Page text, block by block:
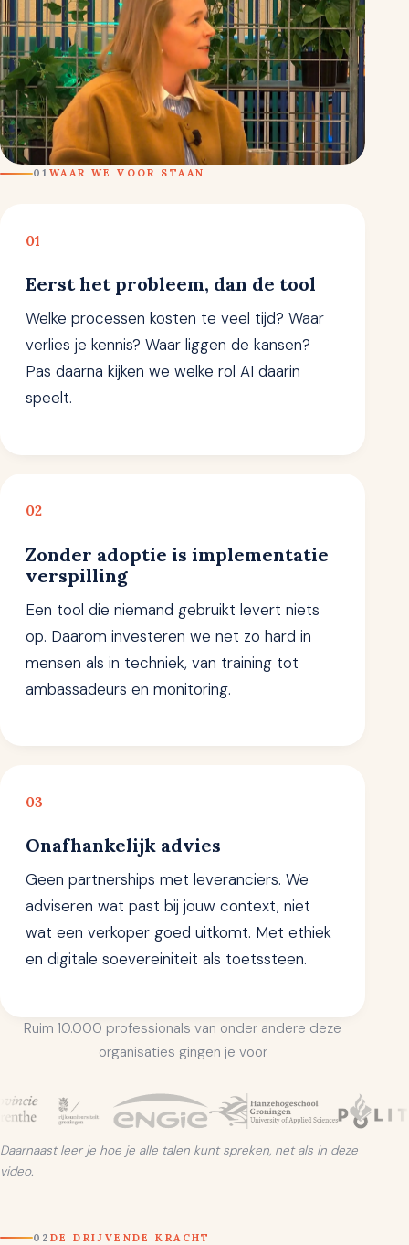
01 WAAR WE VOOR STAAN
01
Eerst het probleem, dan de tool
Welke processen kosten te veel tijd? Waar
verlies je kennis? Waar liggen de kansen?
Pas daarna kijken we welke rol AI daarin
speelt.
02
Zonder adoptie is implementatie
verspilling
Een tool die niemand gebruikt levert niets
op. Daarom investeren we net zo hard in
mensen als in techniek, van training tot
ambassadeurs en monitoring.
03
Onafhankelijk advies
Geen partnerships met leveranciers. We
adviseren wat past bij jouw context, niet
wat een verkoper goed uitkomt. Met ethiek
en digitale soevereiniteit als toetssteen.
Ruim 10.000 professionals van onder andere deze
organisaties gingen je voor
Daarnaast leer je hoe je alle talen kunt spreken, net als in deze
video.
02 DE DRIJVENDE KRACHT